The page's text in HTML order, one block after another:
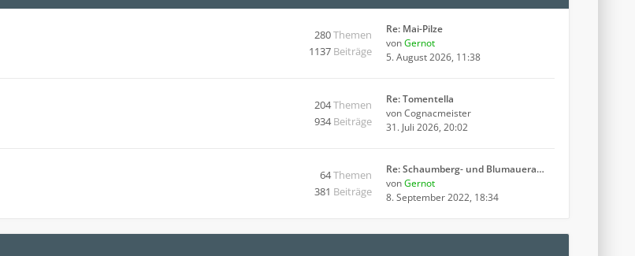
280Themen
1137 Beiträge
Re: Mai-Pilze
vonGernot
5. August 2026, 11:38
204Themen
934Beiträge
Re: Tomentella
vonCognacmeister
31. Juli 2026, 20:02
64Themen
381 Beiträge
Re: Schaumberg- und Blumauera…
vonGernot
8. September 2022, 18:34